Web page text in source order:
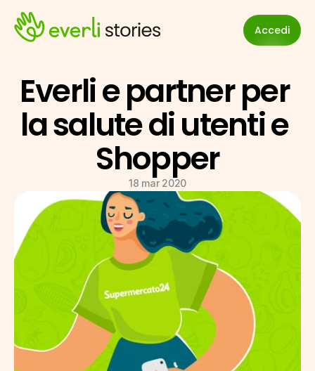
Accedi
Everli e partner per
la salute di utenti e
Shopper
18 mar 2020